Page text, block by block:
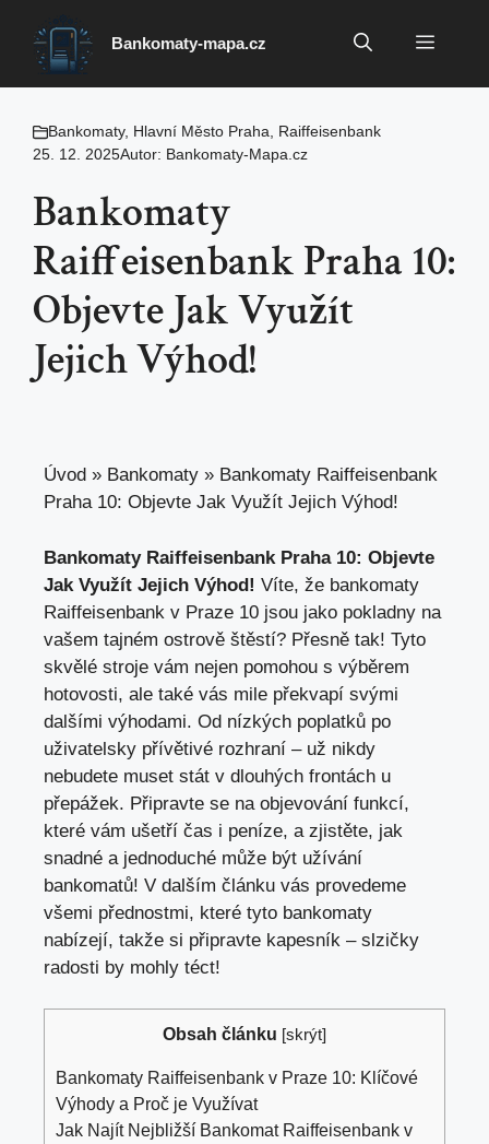
obsah
Bankomaty-mapa.cz Menu
Bankomaty, Hlavní Město Praha
Raiffeisenbank
25. 12. 2025Autor: Bankomaty-Mapa.cz
Bankomaty
Raiffeisenbank Praha 10:
Objevte Jak Využít
Jejich Výhod!
Úvod » Bankomaty » Bankomaty Raiffeisenbank
Praha 10: Objevte Jak Využít Jejich Výhod!
Bankomaty Raiffeisenbank Praha 10: Objevte
Jak Využít Jejich Výhod! Víte, že bankomaty
Raiffeisenbank v Praze 10 jsou jako pokladny na
vašem tajném ostrově štěstí? Přesně tak! Tyto
skvělé stroje vám nejen pomohou s výběrem
hotovosti, ale také vás mile překvapí svými
dalšími výhodami. Od nízkých poplatků po
uživatelsky přívětivé rozhraní – už nikdy
nebudete muset stát v dlouhých frontách u
přepážek. Připravte se na objevování funkcí,
které vám ušetří čas i peníze, a zjistěte, jak
snadné a jednoduché může být užívání
bankomatů! V dalším článku vás provedeme
všemi přednostmi, které tyto bankomaty
nabízejí, takže si připravte kapesník – slzičky
radosti by mohly téct!
Obsah článku [skrýt]
Bankomaty Raiffeisenbank v Praze 10: Klíčové
Výhody a Proč je Využívat
Jak Najít Nejbližší Bankomat Raiffeisenbank v